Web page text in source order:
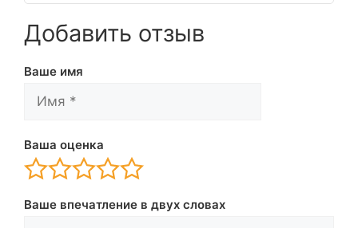
Добавить отзыв
Ваше имя
Ваша оценка
Ваше впечатление в двух словах